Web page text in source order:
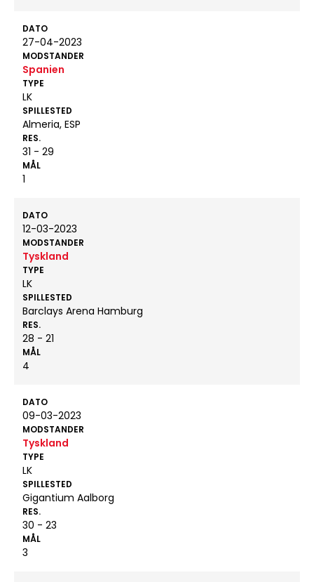
DATO
27-04-2023
MODSTANDER
Spanien
TYPE
LK
SPILLESTED
Almeria, ESP
RES.
31 - 29
MÅL
1
DATO
12-03-2023
MODSTANDER
Tyskland
TYPE
LK
SPILLESTED
Barclays Arena Hamburg
RES.
28 - 21
MÅL
4
DATO
09-03-2023
MODSTANDER
Tyskland
TYPE
LK
SPILLESTED
Gigantium Aalborg
RES.
30 - 23
MÅL
3